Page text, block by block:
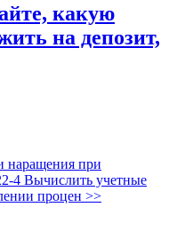
какую
на депозит,
наращения при
4 Вычислить учетные
процен >>